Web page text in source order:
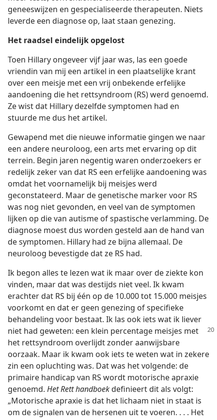
geneeswijzen en gespecialiseerde therapeuten. Niets
leverde een diagnose op, laat staan genezing.
Het raadsel eindelijk opgelost
Toen Hillary ongeveer vijf jaar was, las een goede
vriendin van mij een artikel in een plaatselijke krant
over een meisje met een vrij onbekende erfelijke
aandoening die het rettsyndroom (RS) werd genoemd.
Ze wist dat Hillary dezelfde symptomen had en
stuurde me dus het artikel.
Gewapend met die nieuwe informatie gingen we naar
een andere neuroloog, een arts met ervaring op dit
terrein. Begin jaren negentig waren onderzoekers er
redelijk zeker van dat RS een erfelijke aandoening was
omdat het voornamelijk bij meisjes werd
geconstateerd. Maar de genetische marker voor RS
was nog niet gevonden, en veel van de symptomen
lijken op die van autisme of spastische verlamming. De
diagnose moest dus worden gesteld aan de hand van
de symptomen. Hillary had ze bijna allemaal. De
neuroloog bevestigde dat ze RS had.
Ik begon alles te lezen wat ik maar over de ziekte kon
vinden, maar dat was destijds niet veel. Ik kwam
erachter dat RS bij één op de 10.000 tot 15.000 meisjes
voorkomt en dat er geen genezing of specifieke
behandeling voor bestaat. Ik las ook iets wat ik liever
niet had geweten: een klein percentage meisjes met
het rettsyndroom overlijdt zonder aanwijsbare
oorzaak. Maar ik kwam ook iets te weten wat in zekere
zin een opluchting was. Dat was het volgende: de
primaire handicap van RS wordt motorische apraxie
genoemd. Het Rett handboekdefinieert dit als volgt:
„Motorische apraxie is dat het lichaam niet in staat is
om de signalen van de hersenen uit te voeren. . . . Het